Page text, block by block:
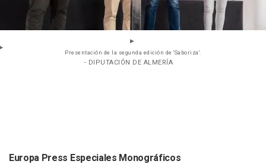
Presentación de la segunda edición de 'Saboriza'.
- DIPUTACIÓN DE ALMERÍA
Europa Press Especiales Monográficos